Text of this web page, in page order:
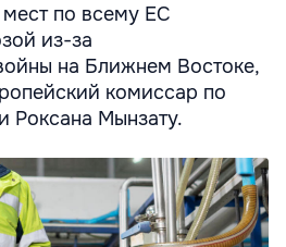
по всему ЕС
из-за
на Ближнем Востоке,
комиссар по
Роксана Мынзату.